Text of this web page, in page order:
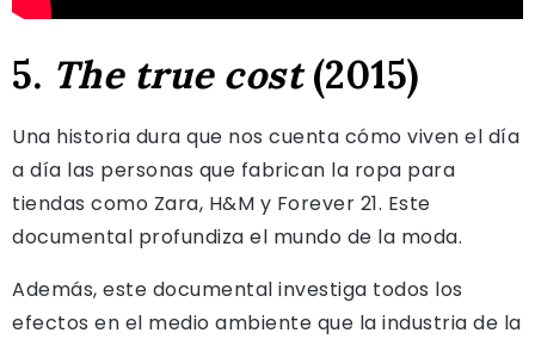
5. The true cost(2015)
Una historia dura que nos cuenta cómo viven el día
a día las personas que fabrican la ropa para
tiendas como Zara, H&M y Forever 21. Este
documental profundiza el mundo de la moda.
Además, este documental investiga todos los
efectos en el medio ambiente que la industria de la